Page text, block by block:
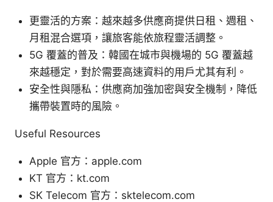
更靈活的方案：越來越多供應商提供日租、週租、
月租混合選項，讓旅客能依旅程靈活調整。
5G 覆蓋的普及：韓國在城市與機場的 5G 覆蓋越
來越穩定，對於需要高速資料的用戶尤其有利。
安全性與隱私：供應商加強加密與安全機制，降低
攜帶裝置時的風險。
Useful Resources
Apple 官方：apple.com
KT 官方：kt.com
SK Telecom 官方：sktelecom.com